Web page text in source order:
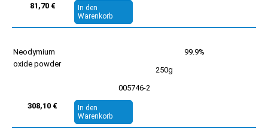
81,70 €
In den
Warenkorb
Neodymium
oxide powder
99.9%
250g
005746-2
308,10 €
In den
Warenkorb